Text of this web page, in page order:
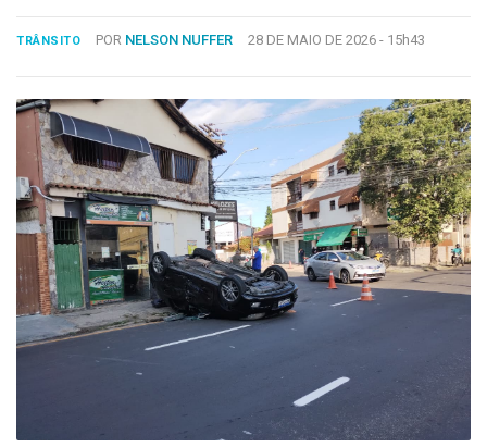
2024
Desenvolvido
Hesea
Tecnologia
Sistemas
TRÂNSITO POR NELSON NUFFER 28 DE MAIO DE 2026 - 15h43